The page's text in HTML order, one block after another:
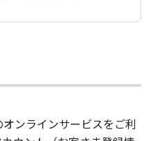
オンラインサービスをご利